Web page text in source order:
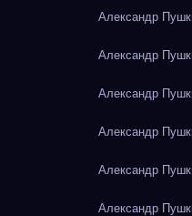
Александр
Александр
Александр
Александр
Александр
Александр